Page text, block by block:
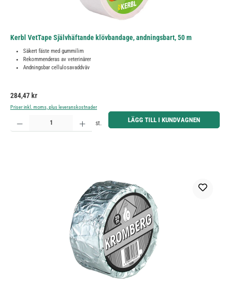
Kerbl VetTape Självhäftande klövbandage, andningsbart, 50 m
Säkert fäste med gummilim
Rekommenderas av veterinärer
Andningsbar cellulosavaddväv
Ordinarie pris:
284,47 kr
Priser inkl. moms, plus leveranskostnader
Produktkvantitet: Ange önskat belopp eller använd knapparna för att öka eller minska kvantiteten.
st. LÄGG TILL I KUNDVAGNEN